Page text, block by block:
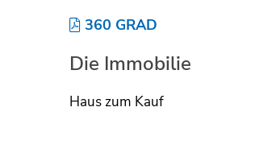
360 GRAD
Die Immobilie
Haus zum Kauf